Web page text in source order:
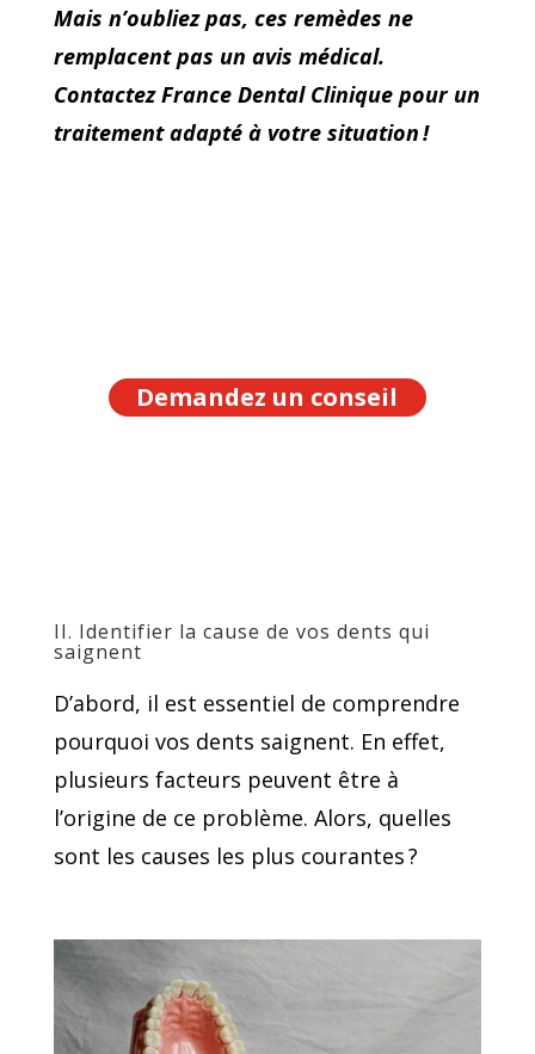
Mais n’oubliez pas, ces remèdes ne
remplacent pas un avis médical.
Contactez France Dental Clinique pour un
traitement adapté à votre situation !
Demandez un conseil
II. Identifier la cause de vos dents qui
saignent
D’abord, il est essentiel de comprendre
pourquoi vos dents saignent. En effet,
plusieurs facteurs peuvent être à
l’origine de ce problème. Alors, quelles
sont les causes les plus courantes ?